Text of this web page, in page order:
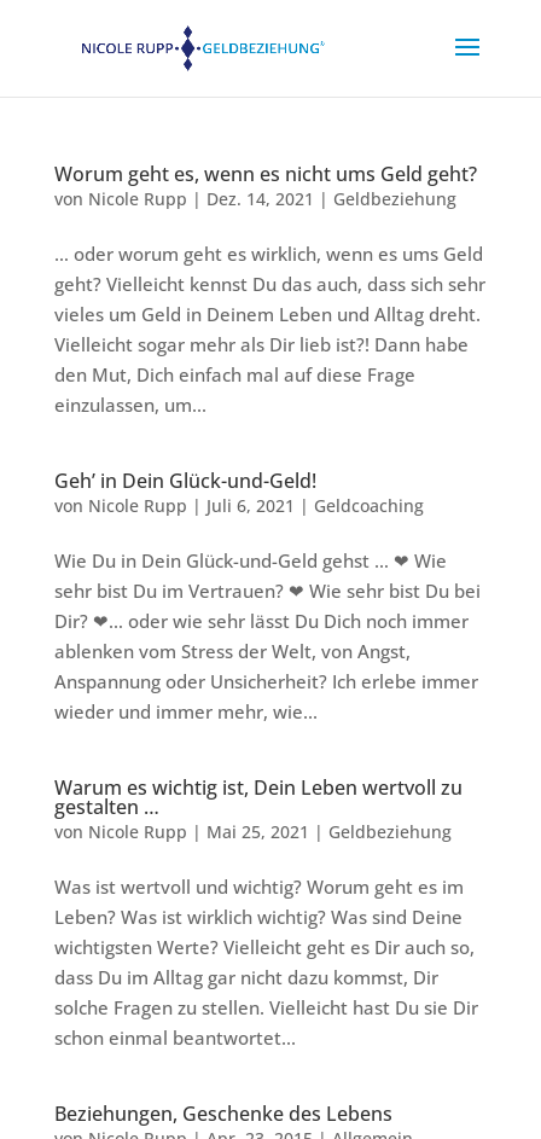
Worum geht es, wenn es nicht ums Geld geht?
von Nicole Rupp | Dez. 14, 2021 | Geldbeziehung
… oder worum geht es wirklich, wenn es ums Geld
geht? Vielleicht kennst Du das auch, dass sich sehr
vieles um Geld in Deinem Leben und Alltag dreht.
Vielleicht sogar mehr als Dir lieb ist?! Dann habe
den Mut, Dich einfach mal auf diese Frage
einzulassen, um...
Geh’ in Dein Glück-und-Geld!
von Nicole Rupp | Juli 6, 2021 | Geldcoaching
Wie Du in Dein Glück-und-Geld gehst … ❤ Wie
sehr bist Du im Vertrauen? ❤ Wie sehr bist Du bei
Dir? ❤… oder wie sehr lässt Du Dich noch immer
ablenken vom Stress der Welt, von Angst,
Anspannung oder Unsicherheit? Ich erlebe immer
wieder und immer mehr, wie...
Warum es wichtig ist, Dein Leben wertvoll zu
gestalten …
von Nicole Rupp | Mai 25, 2021 | Geldbeziehung
Was ist wertvoll und wichtig? Worum geht es im
Leben? Was ist wirklich wichtig? Was sind Deine
wichtigsten Werte? Vielleicht geht es Dir auch so,
dass Du im Alltag gar nicht dazu kommst, Dir
solche Fragen zu stellen. Vielleicht hast Du sie Dir
schon einmal beantwortet...
Beziehungen, Geschenke des Lebens